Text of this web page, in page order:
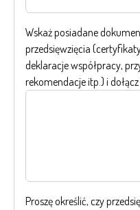
Wskaż posiadane
przedsięwzięcia
deklaracje współpracy,
rekomendacje itp.) i
Proszę określić, czy